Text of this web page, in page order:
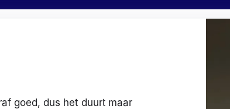
goed, dus het duurt maar